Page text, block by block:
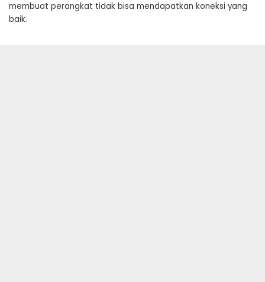
membuat perangkat tidak bisa mendapatkan koneksi yang
baik.